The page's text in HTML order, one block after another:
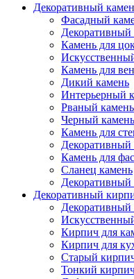
Декоративный
Фасадный
Декоративный
Камень для
Камень для
Дикий камень
Интерьерный
Рваный камень
Черный камень
Камень для
Декоративный
Камень для
Сланец камень
Декоративный
Декоративный
Декоративный
Кирпич для
Кирпич для
Старый
Тонкий